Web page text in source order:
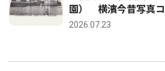
園） 横濱今昔写真
2026.07.23